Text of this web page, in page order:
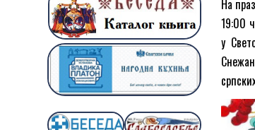
На
19:00
у